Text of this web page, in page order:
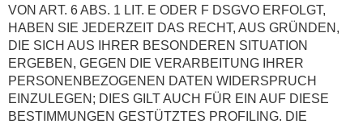
VON ART. 6 ABS. 1 LIT. E ODER F DSGVO ERFOLGT,
HABEN SIE JEDERZEIT DAS RECHT, AUS GRÜNDEN,
DIE SICH AUS IHRER BESONDEREN SITUATION
ERGEBEN, GEGEN DIE VERARBEITUNG IHRER
PERSONENBEZOGENEN DATEN WIDERSPRUCH
EINZULEGEN; DIES GILT AUCH FÜR EIN AUF DIESE
BESTIMMUNGEN GESTÜTZTES PROFILING. DIE